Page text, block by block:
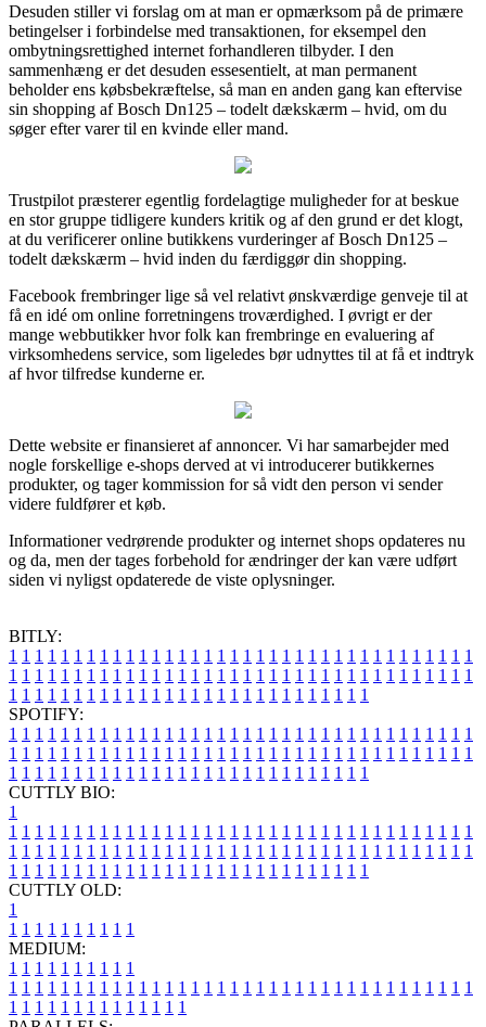
Desuden stiller vi forslag om at man er opmærksom på de primære
betingelser i forbindelse med transaktionen, for eksempel den
ombytningsrettighed internet forhandleren tilbyder. I den
sammenhæng er det desuden essesentielt, at man permanent
beholder ens købsbekræftelse, så man en anden gang kan eftervise
sin shopping af Bosch Dn125 – todelt dækskærm – hvid, om du
søger efter varer til en kvinde eller mand.
Trustpilot præsterer egentlig fordelagtige muligheder for at beskue
en stor gruppe tidligere kunders kritik og af den grund er det klogt,
at du verificerer online butikkens vurderinger af Bosch Dn125 –
todelt dækskærm – hvid inden du færdiggør din shopping.
Facebook frembringer lige så vel relativt ønskværdige genveje til at
få en idé om online forretningens troværdighed. I øvrigt er der
mange webbutikker hvor folk kan frembringe en evaluering af
virksomhedens service, som ligeledes bør udnyttes til at få et indtryk
af hvor tilfredse kunderne er.
Dette website er finansieret af annoncer. Vi har samarbejder med
nogle forskellige e-shops derved at vi introducerer butikkernes
produkter, og tager kommission for så vidt den person vi sender
videre fuldfører et køb.
Informationer vedrørende produkter og internet shops opdateres nu
og da, men der tages forbehold for ændringer der kan være udført
siden vi nyligst opdaterede de viste oplysninger.
BITLY:
1 1 1 1 1 1 1 1 1 1 1 1 1 1 1 1 1 1 1 1 1 1 1 1 1 1 1 1 1 1 1 1 1 1 1 1
1 1 1 1 1 1 1 1 1 1 1 1 1 1 1 1 1 1 1 1 1 1 1 1 1 1 1 1 1 1 1 1 1 1 1 1
1 1 1 1 1 1 1 1 1 1 1 1 1 1 1 1 1 1 1 1 1 1 1 1 1 1 1 1
SPOTIFY:
1 1 1 1 1 1 1 1 1 1 1 1 1 1 1 1 1 1 1 1 1 1 1 1 1 1 1 1 1 1 1 1 1 1 1 1
1 1 1 1 1 1 1 1 1 1 1 1 1 1 1 1 1 1 1 1 1 1 1 1 1 1 1 1 1 1 1 1 1 1 1 1
1 1 1 1 1 1 1 1 1 1 1 1 1 1 1 1 1 1 1 1 1 1 1 1 1 1 1 1
CUTTLY BIO:
1
1 1 1 1 1 1 1 1 1 1 1 1 1 1 1 1 1 1 1 1 1 1 1 1 1 1 1 1 1 1 1 1 1 1 1 1
1 1 1 1 1 1 1 1 1 1 1 1 1 1 1 1 1 1 1 1 1 1 1 1 1 1 1 1 1 1 1 1 1 1 1 1
1 1 1 1 1 1 1 1 1 1 1 1 1 1 1 1 1 1 1 1 1 1 1 1 1 1 1 1
CUTTLY OLD:
1
1 1 1 1 1 1 1 1 1 1
MEDIUM:
1 1 1 1 1 1 1 1 1 1
1 1 1 1 1 1 1 1 1 1 1 1 1 1 1 1 1 1 1 1 1 1 1 1 1 1 1 1 1 1 1 1 1 1 1 1
1 1 1 1 1 1 1 1 1 1 1 1 1 1